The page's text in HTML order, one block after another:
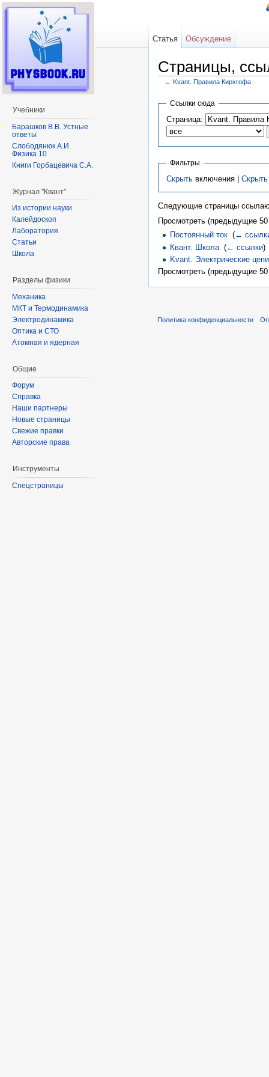
Страницы,
← Kvant. Правила Кирхгофа
Ссылки сюда
Страница:
Фильтры
Скрытьвключения | Скрыть
Следующие страницы
Просмотреть (предыдущие
Постоянный ток ‎(←
Квант. Школа ‎(← ссылки)
Kvant. Электрические цепи
Просмотреть (предыдущие
Статья Обсуждение
Учебники
Барашков В.В. Устные
ответы
Слободянюк А.И.
Физика 10
Книги Горбацевича С.А.
Журнал "Квант"
Из истории науки
Калейдоскоп
Лаборатория
Статьи
Школа
Разделы физики
Механика
МКТ и Термодинамика
Электродинамика
Оптика и СТО
Атомная и ядерная
Общие
Форум
Справка
Наши партнеры
Новые страницы
Свежие правки
Авторские права
Инструменты
Спецстраницы
Политика конфиденциальности